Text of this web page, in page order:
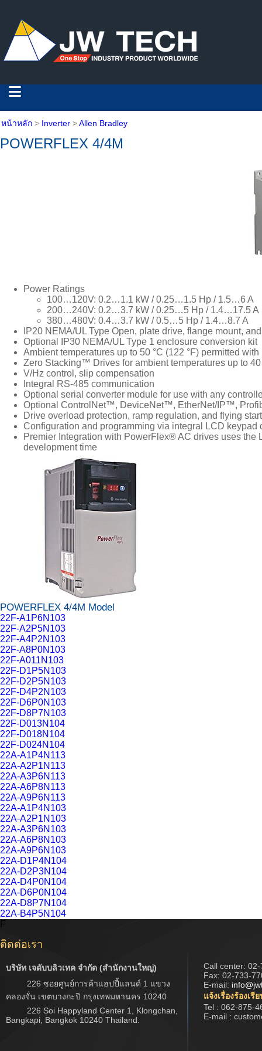
หน้าหลัก > Inverter >Allen Bradley
POWERFLEX 4/4M
Power Ratings
100…120V: 0.2…1.1 kW / 0.25…1.5 Hp / 1.5…6 A
200…240V: 0.2…3.7 kW / 0.25…5 Hp / 1.4…17.5 A
380…480V: 0.4…3.7 kW / 0.5…5 Hp / 1.4…8.7 A
IP20 NEMA/UL Type Open, plate drive, flange mount,
Optional IP30 NEMA/UL Type 1 enclosure conversion kit
Ambient temperatures up to 50 °C (122 °F) permitted
Zero Stacking™ Drives for ambient temperatures up to 40
V/Hz control, slip compensation
Integral RS-485 communication
Optional serial converter module for use with any
Optional ControlNet™, DeviceNet™, EtherNet/IP™,
Drive overload protection, ramp regulation, and flying start
Configuration and programming via integral LCD keypad
Premier Integration with PowerFlex® AC drives uses
development time
POWERFLEX 4/4M Model
22F-A1P6N103
22F-A2P5N103
22F-A4P2N103
22F-A8P0N103
22F-A011N103
22F-D1P5N103
22F-D2P5N103
22F-D4P2N103
22F-D6P0N103
22F-D8P7N103
22F-D013N104
22F-D018N104
22F-D024N104
22A-A1P4N113
22A-A2P1N113
22A-A3P6N113
22A-A6P8N113
22A-A9P6N113
22A-A1P4N103
22A-A2P1N103
22A-A3P6N103
22A-A6P8N103
22A-A9P6N103
22A-D1P4N104
22A-D2P3N104
22A-D4P0N104
22A-D6P0N104
22A-D8P7N104
22A-B4P5N104
F
ติดต่อเรา
บริษัท เจดับบลิวเทค จำกัด (สำนักงานใหญ่)
226 ซอยศูนย์การค้าแฮปปี้แลนด์ 1 แขวง
คลองจั่น เขตบางกะปิ กรุงเทพมหานคร 10240
226 Soi Happyland Center 1, Klongchan,
Bangkapi, Bangkok 10240 Thailand.
Call center: 02-
Fax: 02-733-
E-mail:
แจ้งเรื่องร้องเรี
Tel : 062-875-
E-mail :